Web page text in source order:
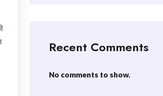
Recent Comments
No comments to show.